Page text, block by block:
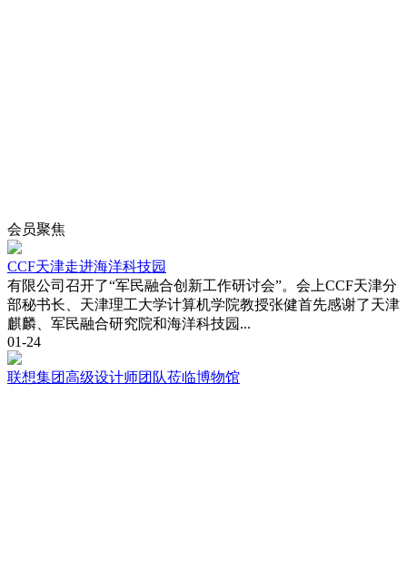
会员聚焦
CCF天津走进海洋科技园
有限公司召开了“军民融合创新工作研讨会”。会上CCF天津分
部秘书长、天津理工大学计算机学院教授张健首先感谢了天津
麒麟、军民融合研究院和海洋科技园...
01-24
联想集团高级设计师团队莅临博物馆